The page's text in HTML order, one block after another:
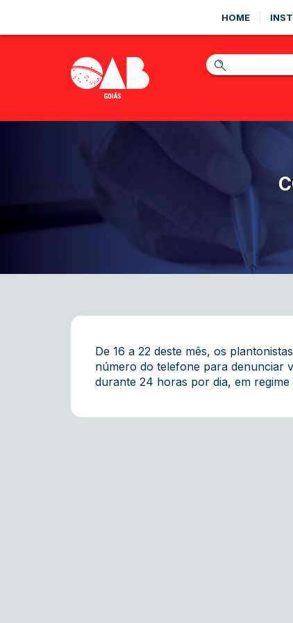
HOME
De 16 a 22 deste mês, os
número do telefone para denunciar
durante 24 horas por dia, em regime